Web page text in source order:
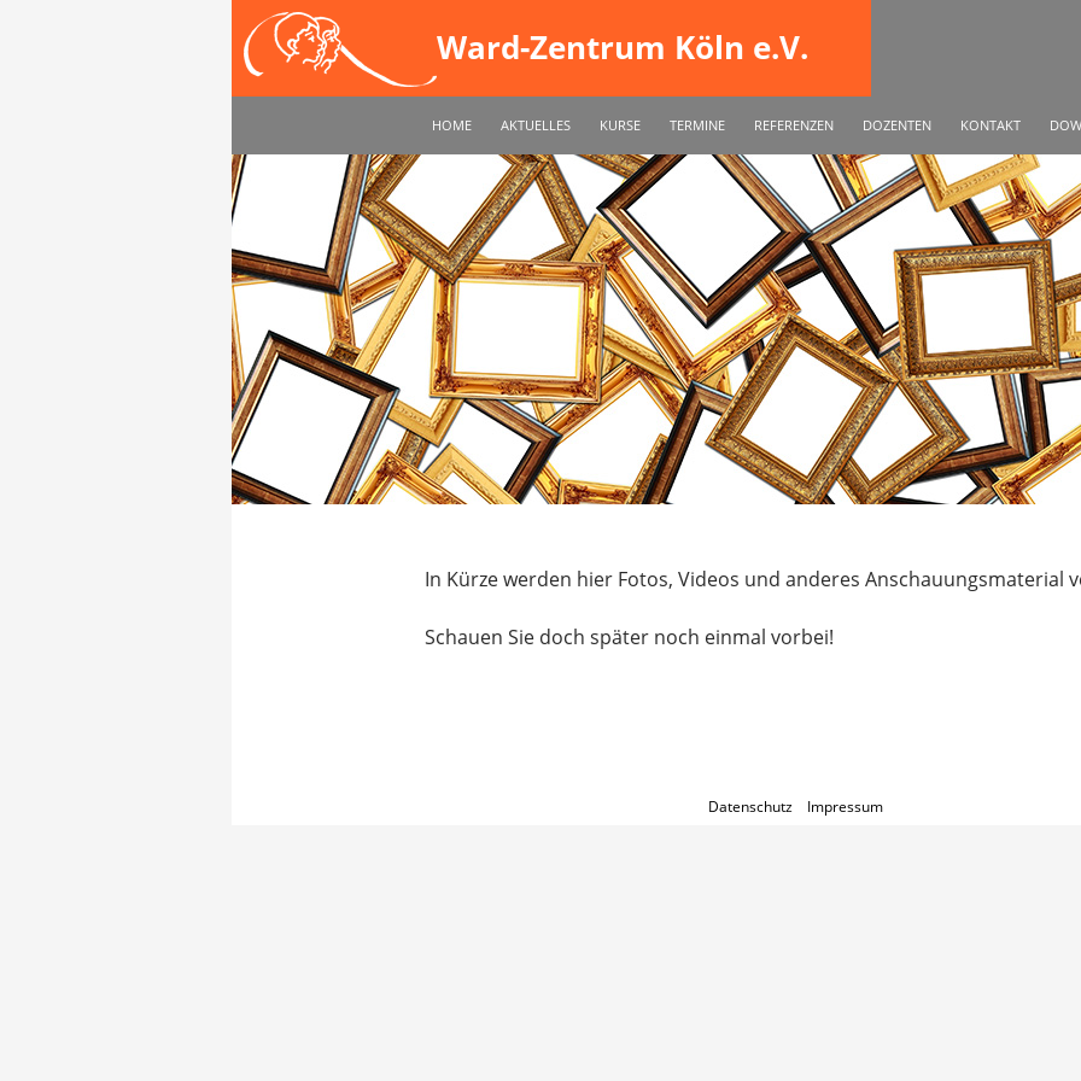
Ward-Zentrum Köln e.V.
Suchen
HOME
AKTUELLES KURSE TERMINE REFERENZEN DOZENTEN KONTAKT
In Kürze werden hier Fotos, Videos und anderes Anschauungsmaterial
Schauen Sie doch später noch einmal vorbei!
Datenschutz Impressum